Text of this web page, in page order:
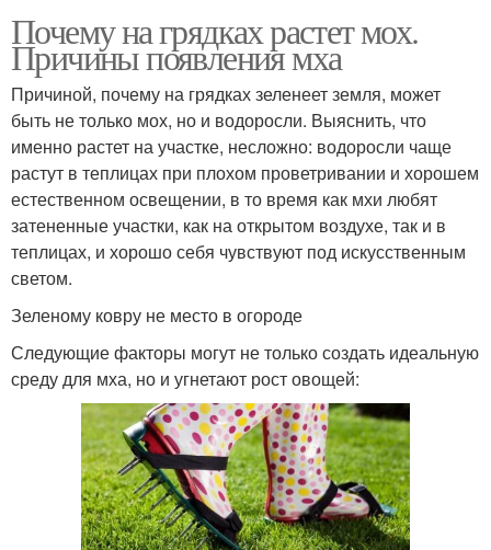
Почему на грядках растет мох.
Причины появления мха
Причиной, почему на грядках зеленеет земля, может
быть не только мох, но и водоросли. Выяснить, что
именно растет на участке, несложно: водоросли чаще
растут в теплицах при плохом проветривании и хорошем
естественном освещении, в то время как мхи любят
затененные участки, как на открытом воздухе, так и в
теплицах, и хорошо себя чувствуют под искусственным
светом.
Зеленому ковру не место в огороде
Следующие факторы могут не только создать идеальную
среду для мха, но и угнетают рост овощей: